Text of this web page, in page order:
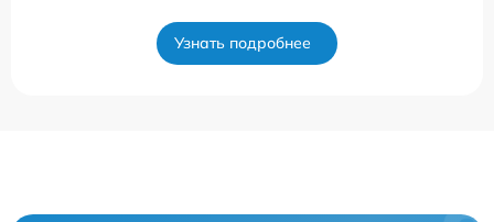
Узнать подробнее